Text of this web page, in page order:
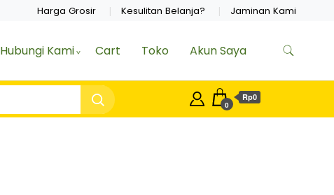
Harga Grosir Kesulitan Belanja? Jaminan Kami
Hubungi Kami Cart Toko Akun Saya
0
Rp0